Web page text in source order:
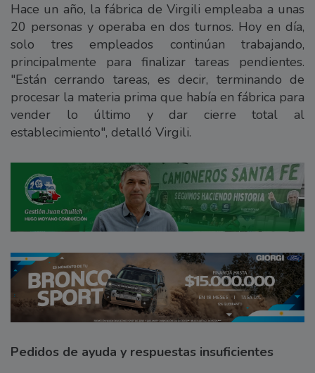
Hace un año, la fábrica de Virgili empleaba a unas
20 personas y operaba en dos turnos. Hoy en día,
solo tres empleados continúan trabajando,
principalmente para finalizar tareas pendientes.
"Están cerrando tareas, es decir, terminando de
procesar la materia prima que había en fábrica para
vender lo último y dar cierre total al
establecimiento", detalló Virgili.
Pedidos de ayuda y respuestas insuficientes